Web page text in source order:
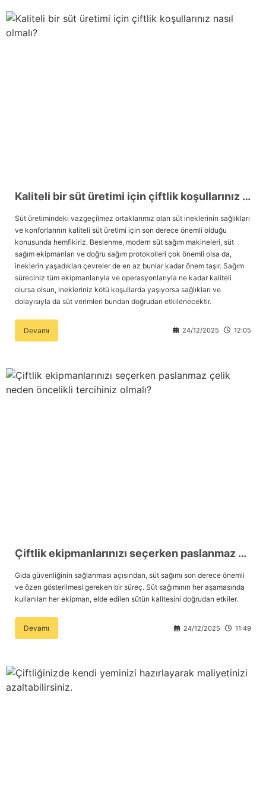
Kaliteli bir süt üretimi için çiftlik koşullarınız nasıl olmalı?
Süt üretimindeki vazgeçilmez ortaklarımız olan süt ineklerinin sağlıkları
ve konforlarının kaliteli süt üretimi için son derece önemli olduğu
konusunda hemfikiriz. Beslenme, modern süt sağım makineleri, süt
sağım ekipmanları ve doğru sağım protokolleri çok önemli olsa da,
ineklerin yaşadıkları çevreler de en az bunlar kadar önem taşır. Sağım
süreciniz tüm ekipmanlarıyla ve operasyonlarıyla ne kadar kaliteli
olursa olsun, inekleriniz kötü koşullarda yaşıyorsa sağlıkları ve
dolayısıyla da süt verimleri bundan doğrudan etkilenecektir.
Devamı 24/12/2025 12:05
Çiftlik ekipmanlarınızı seçerken paslanmaz çelik neden öncelikli tercihiniz olmalı?
Gıda güvenliğinin sağlanması açısından, süt sağımı son derece önemli
ve özen gösterilmesi gereken bir süreç. Süt sağımının her aşamasında
kullanılan her ekipman, elde edilen sütün kalitesini doğrudan etkiler.
Devamı 24/12/2025 11:49